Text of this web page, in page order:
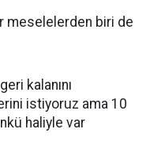
meselelerden biri de
kalanını
istiyoruz ama 10
haliyle var